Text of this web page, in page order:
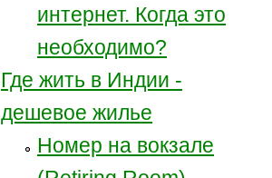
интернет. Когда это
необходимо?
Где жить в Индии -
дешевое жилье
Номер на вокзале